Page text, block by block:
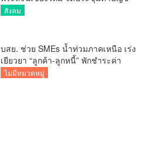
รายรับรายจ่ายของวัด กว่า 300 รูป ที่วัด
สังคม
บสย. ช่วย SMEs น้ำท่วมภาคเหนือ เร่ง
เยียวยา “ลูกค้า-ลูกหนี้” พักชำระค่า
ธรรมเนียม-ค่างวด
ไม่มีหมวดหมู่